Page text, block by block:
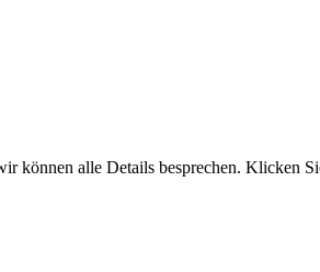
können alle Details besprechen. Klicken